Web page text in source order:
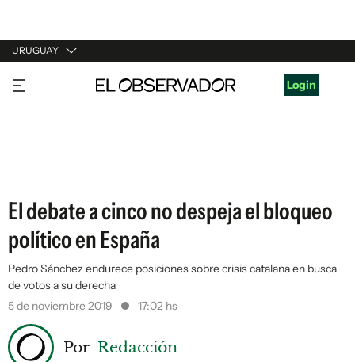
URUGUAY
URUGUAY
ARGENTINA
Login
El debate a cinco no despeja el bloqueo
político en España
Pedro Sánchez endurece posiciones sobre crisis catalana en busca
de votos a su derecha
5 de noviembre 2019
17:02 hs
Por Redacción